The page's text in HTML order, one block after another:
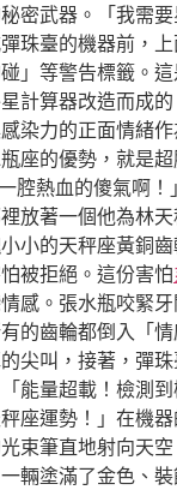
密武器。「我需
珠臺的機器前，
」等警告標籤。
計算器改造而成
染力的正面情緒
座的優勢，就是
腔熱血的傻氣啊！
放著一個他為林
小的天秤座黃銅
被拒絕。這份害怕
感。張水瓶咬緊
的齒輪都倒入「
尖叫，接著，彈
能量超載！檢測
座運勢！」在機
束筆直地射向天
輛塗滿了金色、